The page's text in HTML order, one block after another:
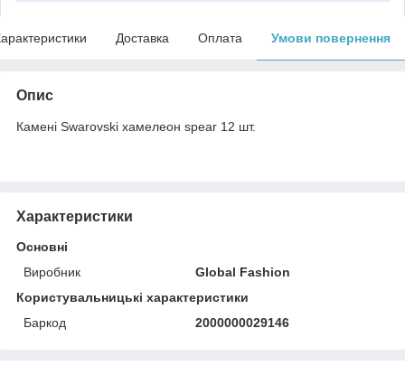
Доставка Оплата Умови повернення
Опис
Камені Swarovski хамелеон spear 12 шт.
Характеристики
Основні
Виробник
Global Fashion
Користувальницькі характеристики
Баркод
2000000029146